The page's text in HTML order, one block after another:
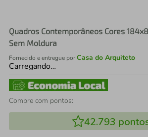
Quadros Contemporâneos Cores
Sem Moldura
Fornecido e entregue porCasa do Arquiteto
Carregando…
Compre com pontos:
42.793